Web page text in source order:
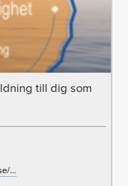
till dig som
…